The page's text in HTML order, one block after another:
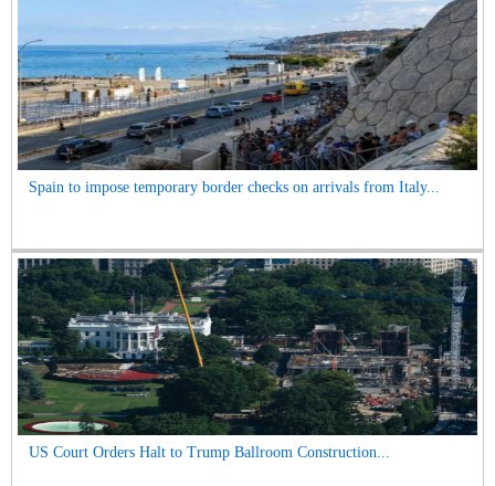
Spain to impose temporary border checks on arrivals from Italy...
US Court Orders Halt to Trump Ballroom Construction...